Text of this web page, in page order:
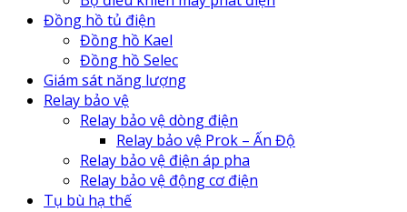
Đồng hồ tủ điện
Đồng hồ Kael
Đồng hồ Selec
Giám sát năng lượng
Relay bảo vệ
Relay bảo vệ dòng điện
Relay bảo vệ Prok – Ấn Độ
Relay bảo vệ điện áp pha
Relay bảo vệ động cơ điện
Tụ bù hạ thế